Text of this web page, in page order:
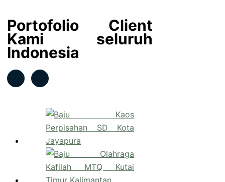
Portofolio Client
Kami seluruh
Indonesia